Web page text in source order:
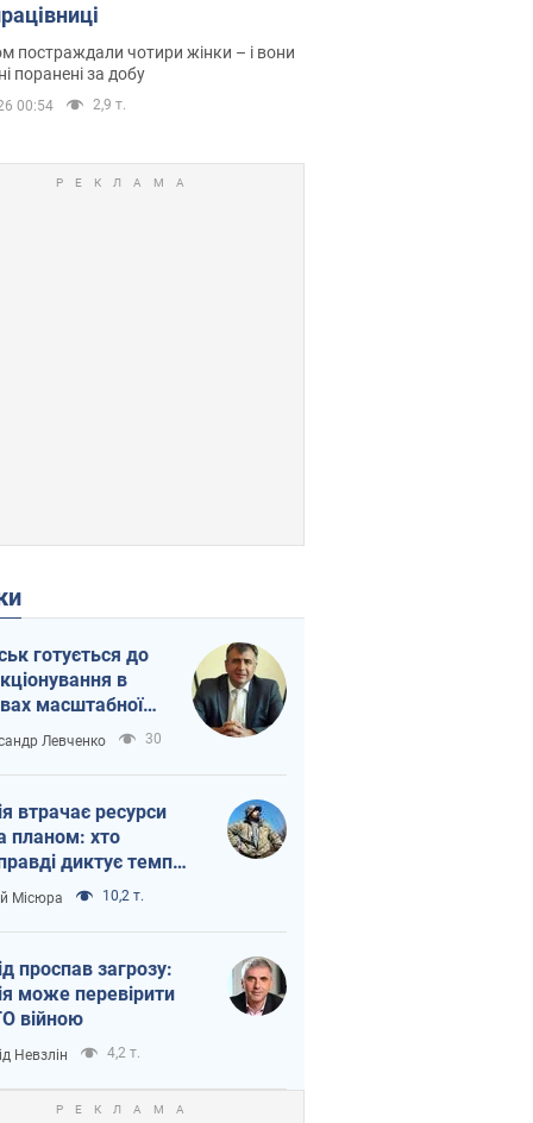
постраждали чотири жінки – і вони
поранені за добу
00:54 2,9 т.
готується до
в
масштабної
кризи
Левченко 30
втрачає ресурси
планом: хто
диктує темп
Місюра 10,2 т.
проспав загрозу:
може перевірити
війною
Невзлін 4,2 т.